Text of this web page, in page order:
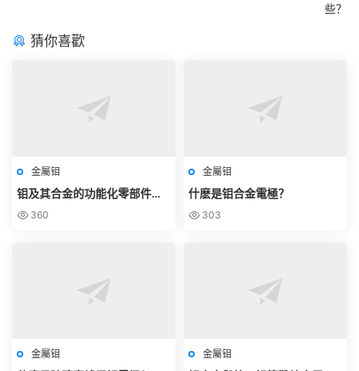
些？
猜你喜歡
金屬钼
钼及其合金的功能化零部件有
哪些？
360
金屬钼
什麽是钼合金電極？
303
金屬钼 金屬钼